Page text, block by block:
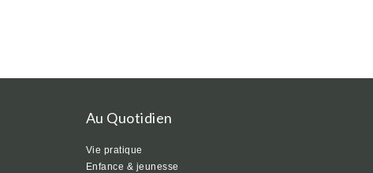
Au Quotidien
Vie pratique
Enfance & jeunesse